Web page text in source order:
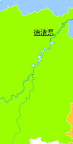
徳清県